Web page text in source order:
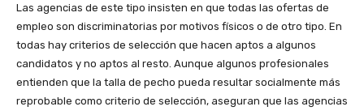
Las agencias de este tipo insisten en que todas las ofertas de
empleo son discriminatorias por motivos físicos o de otro tipo. En
todas hay criterios de selección que hacen aptos a algunos
candidatos y no aptos al resto. Aunque algunos profesionales
entienden que la talla de pecho pueda resultar socialmente más
reprobable como criterio de selección, aseguran que las agencias